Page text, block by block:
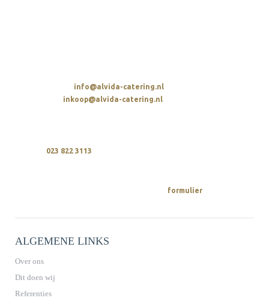
info@alvida-catering.nl
inkoop@alvida-catering.nl
023 822 3113
formulier
ALGEMENE LINKS
Over ons
Dit doen wij
Referenties